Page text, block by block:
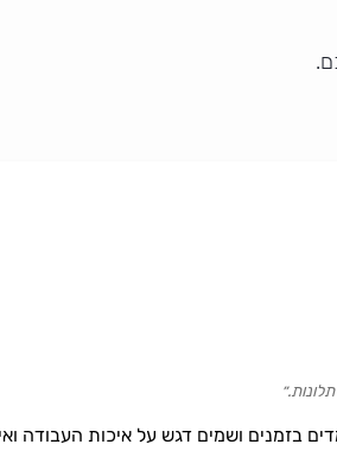
בזמנים ושמים דגש על איכות העבודה